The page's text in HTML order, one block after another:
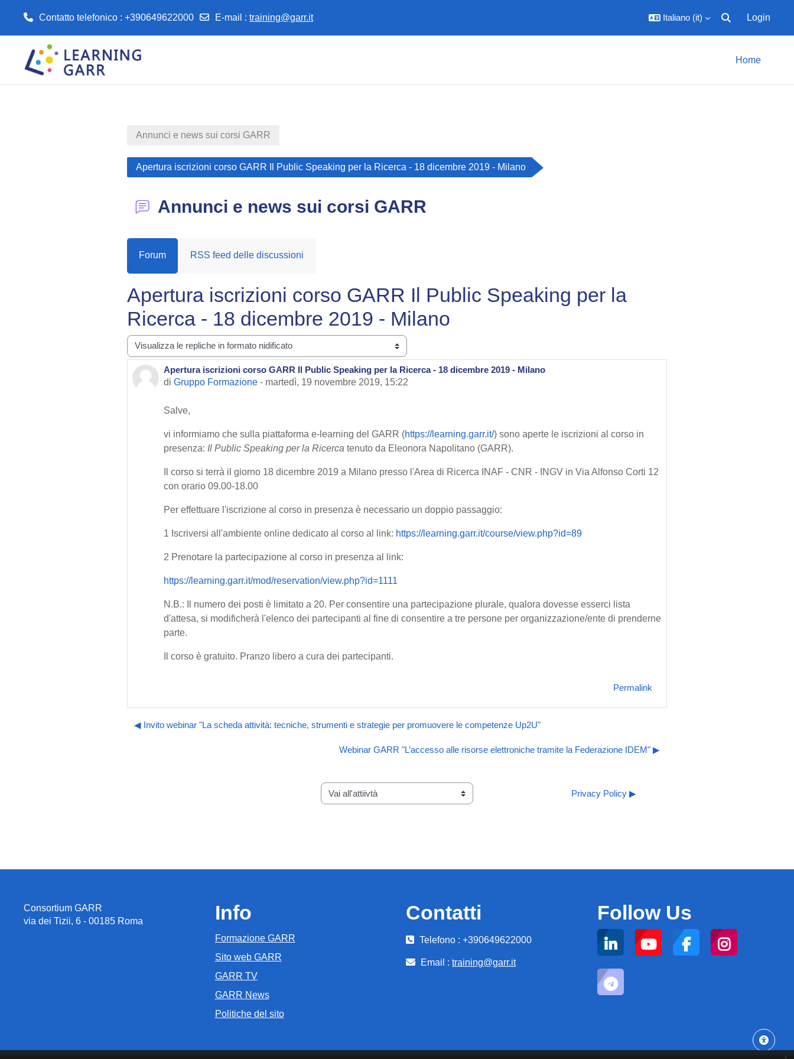
Contatto telefonico : +390649622000 E-mail : training@garr.it Italiano ‎(it)‎
Attiva/disattiva
Login
Home
Annunci e news sui corsi GARR
Apertura iscrizioni corso GARR Il Public Speaking per la Ricerca - 18 dicembre 2019 - Milano
Annunci e news sui corsi GARR
Forum RSS feed delle discussioni
Apertura iscrizioni corso GARR Il Public Speaking per la
Ricerca - 18 dicembre 2019 - Milano
Modalità visualizzazione
Apertura iscrizioni corso GARR Il Public Speaking per la Ricerca - 18 dicembre 2019 - Milano
di Gruppo Formazione - martedì, 19 novembre 2019, 15:22
Numero di risposte: 0
Salve,
vi informiamo che sulla piattaforma e-learning del GARR (https://learning.garr.it/) sono aperte le iscrizioni al corso in
presenza: Il Public Speaking per la Ricerca tenuto da Eleonora Napolitano (GARR).
Il corso si terrà il giorno 18 dicembre 2019 a Milano presso l'Area di Ricerca INAF - CNR - INGV in Via Alfonso Corti 12
con orario 09.00-18.00
Per effettuare l'iscrizione al corso in presenza è necessario un doppio passaggio:
1 Iscriversi all'ambiente online dedicato al corso al link: https://learning.garr.it/course/view.php?id=89
2 Prenotare la partecipazione al corso in presenza al link:
https://learning.garr.it/mod/reservation/view.php?id=1111
N.B.: Il numero dei posti è limitato a 20. Per consentire una partecipazione plurale, qualora dovesse esserci lista
d'attesa, si modificherà l'elenco dei partecipanti al fine di consentire a tre persone per organizzazione/ente di prenderne
parte.
Il corso è gratuito. Pranzo libero a cura dei partecipanti.
Permalink
◀︎ Invito webinar "La scheda attività: tecniche, strumenti e strategie per promuovere le competenze Up2U"
Webinar GARR "L’accesso alle risorse elettroniche tramite la Federazione IDEM" ▶︎
Vai all'attiivtà
Privacy Policy ▶︎
Consortium GARR
via dei Tizii, 6 - 00185 Roma
Info
Formazione GARR
Sito web GARR
GARR TV
GARR News
Politiche del sito
Contatti
Telefono : +390649622000
Email : training@garr.it
Follow Us